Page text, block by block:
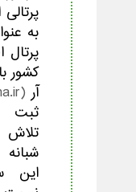
به
کشور
آر (
ثبت
این